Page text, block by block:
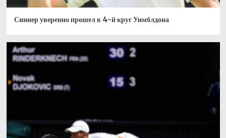
Синнер уверенно прошел в 4-й круг Уимблдона